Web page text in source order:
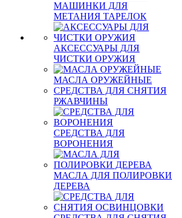
МАШИНКИ ДЛЯ
МЕТАНИЯ ТАРЕЛОК
АКСЕССУАРЫ ДЛЯ
ЧИСТКИ ОРУЖИЯ
МАСЛА ОРУЖЕЙНЫЕ
СРЕДСТВА ДЛЯ СНЯТИЯ
РЖАВЧИНЫ
СРЕДСТВА ДЛЯ
ВОРОНЕНИЯ
МАСЛА ДЛЯ ПОЛИРОВКИ
ДЕРЕВА